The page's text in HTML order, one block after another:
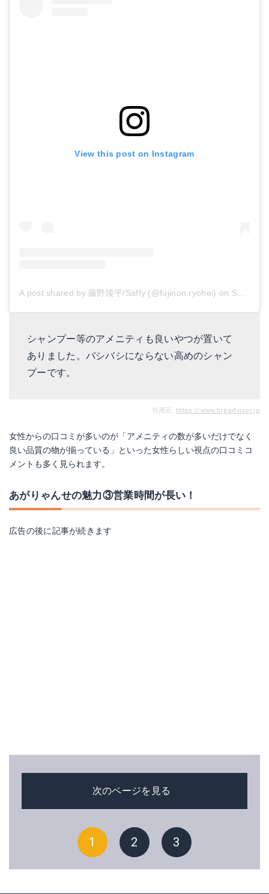
View this post on Instagram
A post shared by 藤野陵平/Saffy (@fujinon.ryohei) on Sep 27, 2015 at 7:20am PDT
シャンプー等のアメニティも良いやつが置いて
ありました。バシバシにならない高めのシャン
プーです。
引用元: https://www.tripadvisor.jp
女性からの口コミが多いのが「アメニティの数が多いだけでなく
良い品質の物が揃っている」といった女性らしい視点の口コミコ
メントも多く見られます。
あがりゃんせの魅力③営業時間が長い！
広告の後に記事が続きます
次のページを見る
1 2 3